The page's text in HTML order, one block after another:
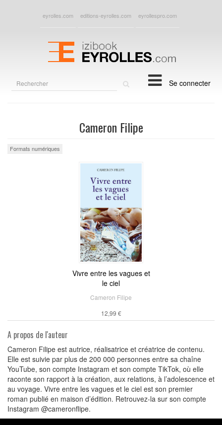
eyrolles.com editions-eyrolles.com eyrollespro.com
Se connecter
Cameron Filipe
Formats numériques
Vivre entre les vagues et
le ciel
Cameron Filipe
12,99 €
A propos de l'auteur
Cameron Filipe est autrice, réalisatrice et créatrice de contenu.
Elle est suivie par plus de 200 000 personnes entre sa chaîne
YouTube, son compte Instagram et son compte TikTok, où elle
raconte son rapport à la création, aux relations, à l’adolescence et
au voyage. Vivre entre les vagues et le ciel est son premier
roman publié en maison d’édition. Retrouvez-la sur son compte
Instagram @cameronflipe.